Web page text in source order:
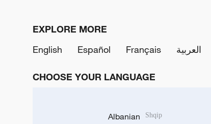
EXPLORE MORE
English
Español Français العربية
CHOOSE YOUR LANGUAGE
Albanian Shqip